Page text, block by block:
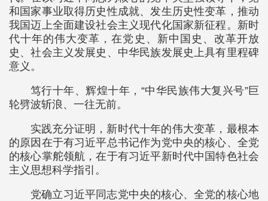
和国家事业取得历史性成就、发生历史性变革，推动
我国迈上全面建设社会主义现代化国家新征程。新时
代十年的伟大变革，在党史、新中国史、改革开放
史、社会主义发展史、中华民族发展史上具有里程碑
意义。
笃行十年、辉煌十年，“中华民族伟大复兴号”巨
轮劈波斩浪、一往无前。
实践充分证明，新时代十年的伟大变革，最根本
的原因在于有习近平总书记作为党中央的核心、全党
的核心掌舵领航，在于有习近平新时代中国特色社会
主义思想科学指引。
党确立习近平同志党中央的核心、全党的核心地